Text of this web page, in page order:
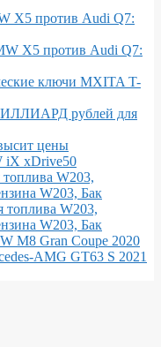
X5 против Audi Q7:
X5 против Audi Q7:
ключи MXITA T-
рублей для
цены
xDrive50
W203,
W203, Бак
топлива W203,
W203, Бак
M8 Gran Coupe 2020
AMG GT63 S 2021